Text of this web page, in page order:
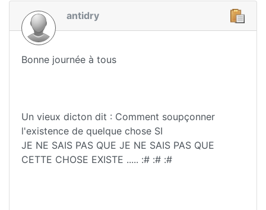
antidry
Bonne journée à tous
Un vieux dicton dit : Comment soupçonner
l'existence de quelque chose SI
JE NE SAIS PAS QUE JE NE SAIS PAS QUE
CETTE CHOSE EXISTE ..... :# :# :#